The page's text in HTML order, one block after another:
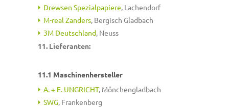
Drewsen Spezialpapiere, Lachendorf
M-real Zanders, Bergisch Gladbach
3M Deutschland, Neuss
11. Lieferanten:
11.1 Maschinenhersteller
A. + E. UNGRICHT, Mönchengladbach
SWG, Frankenberg